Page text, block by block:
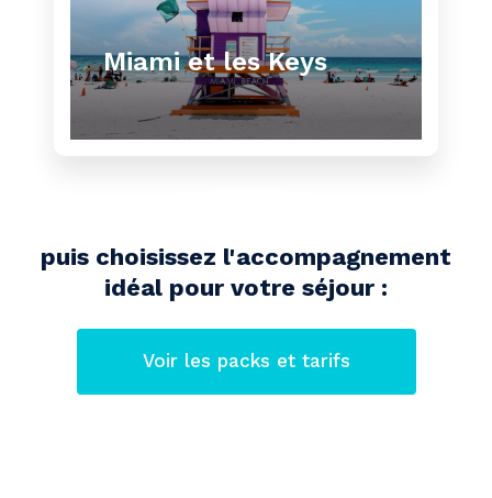
Miami et les Keys
puis choisissez l'accompagnement
idéal pour votre séjour :
Voir les packs et tarifs